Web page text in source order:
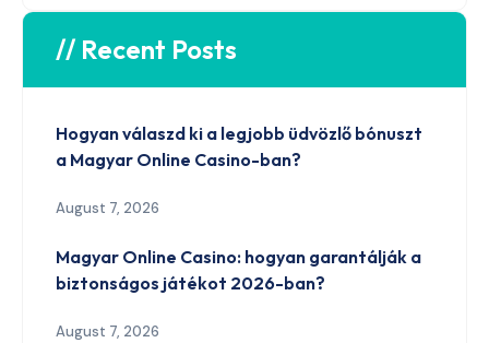
// Recent Posts
Hogyan válaszd ki a legjobb üdvözlő bónuszt
a Magyar Online Casino-ban?
August 7, 2026
Magyar Online Casino: hogyan garantálják a
biztonságos játékot 2026-ban?
August 7, 2026